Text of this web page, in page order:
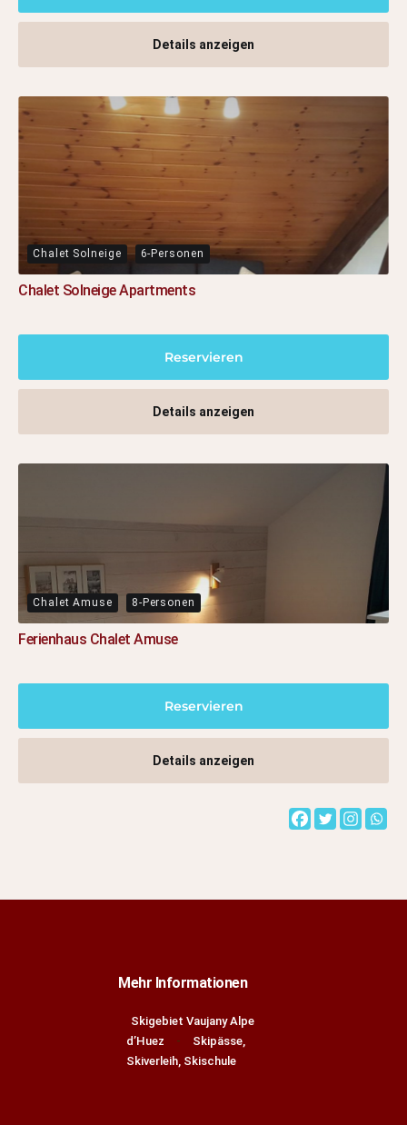
Details anzeigen
Chalet Solneige 6-Personen
Chalet Solneige Apartments
Reservieren
Details anzeigen
Chalet Amuse 8-Personen
Ferienhaus Chalet Amuse
Reservieren
Details anzeigen
Mehr Informationen
Skigebiet Vaujany Alpe
d’Huez
Skipässe,
Skiverleih, Skischule